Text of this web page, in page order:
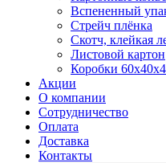
Вспененный
Стрейч плёнка
Скотч, клейкая
Листовой картон
Коробки
Акции
О компании
Сотрудничество
Оплата
Доставка
Контакты